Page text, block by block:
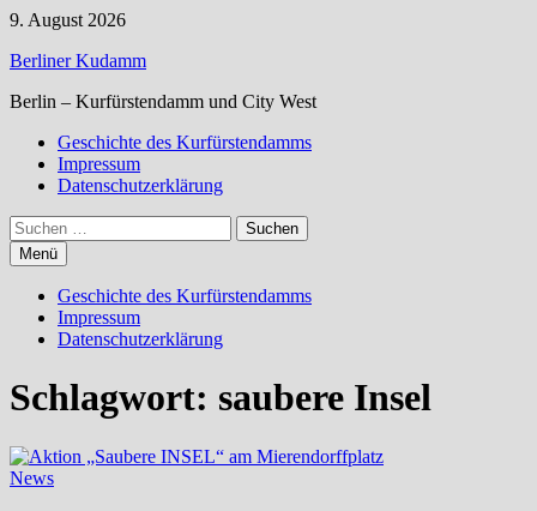
Zum
springen
9. August 2026
Berliner Kudamm
Berlin – Kurfürstendamm und City West
Geschichte des Kurfürstendamms
Impressum
Datenschutzerklärung
Suchen
nach:
Menü
Geschichte des Kurfürstendamms
Impressum
Datenschutzerklärung
Schlagwort: saubere Insel
News